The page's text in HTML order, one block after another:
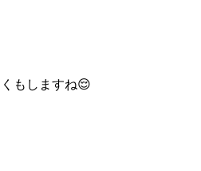
もしますね😌